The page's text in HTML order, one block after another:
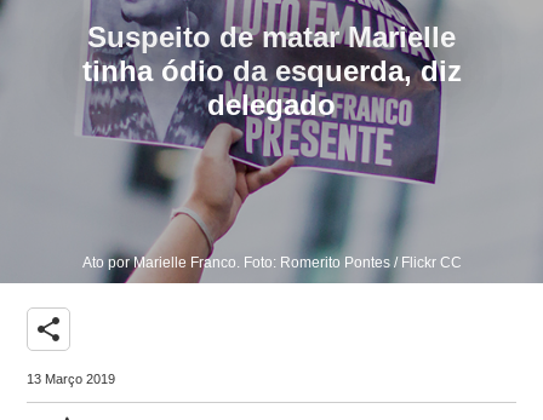
Suspeito de matar Marielle
tinha ódio da esquerda, diz
delegado
Ato por Marielle Franco. Foto: Romerito Pontes / Flickr CC
share
13 Março 2019